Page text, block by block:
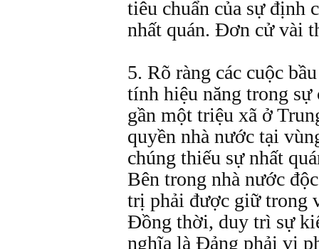
tiêu chuẩn của sự định
nhất quán. Ðơn cử vài
5. Rõ ràng các cuộc
tính hiệu năng trong
gần một triệu xã ở
quyền nhà nước tại
chúng thiếu sự nhất
Bên trong nhà nước
trị phải được giữ trong
Ðồng thời, duy trì sự
nghĩa là Ðảng phải vi